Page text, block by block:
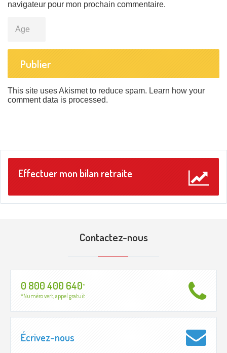
navigateur pour mon prochain commentaire.
This site uses Akismet to reduce spam. Learn how your
comment data is processed.
Effectuer mon bilan retraite
Contactez-nous
0 800 400 640*
*Numéro vert, appel gratuit
Écrivez-nous